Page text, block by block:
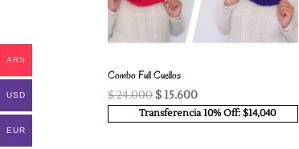
Combo Full Cuellos
$24.000El
precio
$15.600El
precio
Transferencia 10% Off: $14,040
ARS
USD
EUR